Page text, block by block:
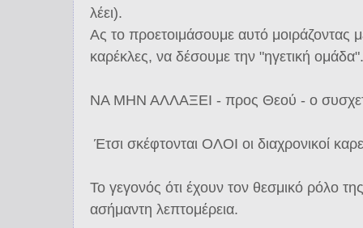
λέει).
Ας το προετοιμάσουμε αυτό μοιράζοντας
καρέκλες, να δέσουμε την "ηγετική
ΝΑ ΜΗΝ ΑΛΛΑΞΕΙ - προς Θεού - ο
Έτσι σκέφτονται ΟΛΟΙ οι διαχρονικοί
Το γεγονός ότι έχουν τον θεσμικό ρόλο
ασήμαντη λεπτομέρεια.